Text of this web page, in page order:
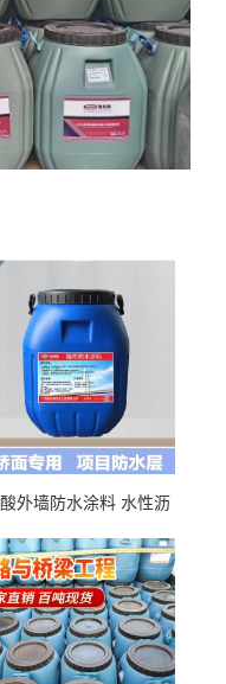
外墙防水涂料 水性沥
厂家